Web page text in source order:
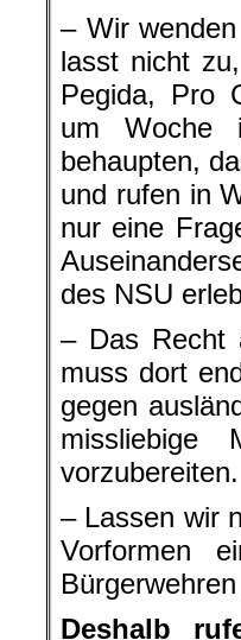
– Wir
lasst nicht
Pegida, Pro
um Woche
behaupten,
und rufen in
nur eine
des NSU
– Das Recht
muss dort
gegen
missliebige
vorzubereiten.
– Lassen wir
Vorformen
Deshalb